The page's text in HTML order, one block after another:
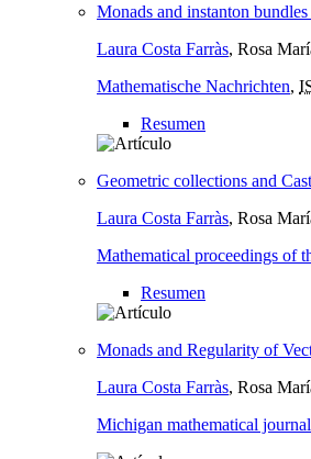
Monads and instanton
Laura Costa Farràs, Rosa
Mathematische Nachrichten,
Resumen
Geometric collections and
Laura Costa Farràs, Rosa
Mathematical proceedings of
Resumen
Monads and Regularity of
Laura Costa Farràs, Rosa
Michigan mathematical journal